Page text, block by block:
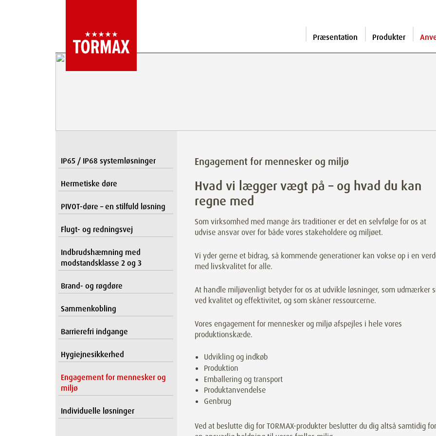
Præsentation Produkter
IP65 / IP68 systemløsninger
Hermetiske døre
PIVOT-døre – en stilfuld løsning
Flugt- og redningsvej
Indbrudshæmning med
modstandsklasse 2 og 3
Brand- og røgdøre
Sammenkobling
Barrierefri indgange
Hygiejnesikkerhed
Engagement for mennesker og
miljø
Individuelle løsninger
Engagement for mennesker og miljø
Hvad vi lægger vægt på – og hvad du kan
regne med
Som virksomhed med mange års traditioner er det en selvfølge for os at
udvise ansvar over for både vores stakeholdere og miljøet.
Vi yder gerne et bidrag, så kommende generationer kan vokse op i en
med livskvalitet for alle.
At handle miljøvenligt betyder for os at udvikle løsninger, som udmærker
ved kvalitet og effektivitet, og som skåner ressourcerne.
Vores engagement for mennesker og miljø afspejles i hele vores
produktionskæde.
Udvikling og indkøb
Produktion
Emballering og transport
Produktanvendelse
Genbrug
Ved at beslutte dig for TORMAX-produkter beslutter du dig altså samtidig for